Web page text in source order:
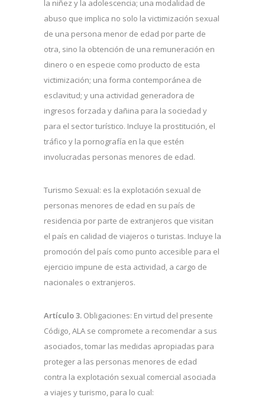
la niñez y la adolescencia; una modalidad de
abuso que implica no solo la victimización sexual
de una persona menor de edad por parte de
otra, sino la obtención de una remuneración en
dinero o en especie como producto de esta
victimización; una forma contemporánea de
esclavitud; y una actividad generadora de
ingresos forzada y dañina para la sociedad y
para el sector turístico. Incluye la prostitución, el
tráfico y la pornografía en la que estén
involucradas personas menores de edad.
Turismo Sexual: es la explotación sexual de
personas menores de edad en su país de
residencia por parte de extranjeros que visitan
el país en calidad de viajeros o turistas. Incluye la
promoción del país como punto accesible para el
ejercicio impune de esta actividad, a cargo de
nacionales o extranjeros.
Artículo 3. Obligaciones: En virtud del presente
Código, ALA se compromete a recomendar a sus
asociados, tomar las medidas apropiadas para
proteger a las personas menores de edad
contra la explotación sexual comercial asociada
a viajes y turismo, para lo cual: